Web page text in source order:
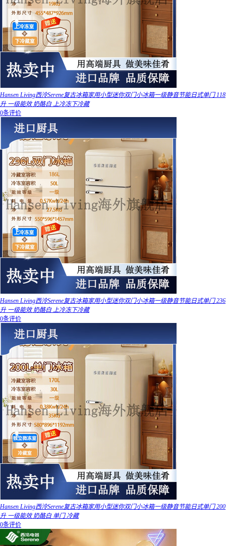
Hansen Living西泠Serene复古冰箱家用小型迷你双门小冰箱一级静音节能日式单门 118
升 一级能效 奶酪白 上冷冻下冷藏
0条评价
Hansen Living西泠Serene复古冰箱家用小型迷你双门小冰箱一级静音节能日式单门 236
升 一级能效 奶酪白 上冷冻下冷藏
0条评价
Hansen Living西泠Serene复古冰箱家用小型迷你双门小冰箱一级静音节能日式单门 200
升 一级能效 奶酪白 单门 冷藏
0条评价